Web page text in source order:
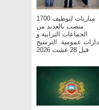
مباريات لتوظيف 1700
منصب بالعديد من
الجماعات الترابية و
إدارات عمومية. الترشيح
قبل 28 غشت 2026